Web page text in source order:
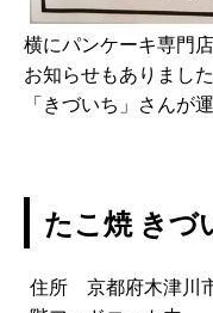
横にパンケーキ専門
お知らせもありまし
「きづいち」さんが
たこ焼 き
住所 京都府木津川